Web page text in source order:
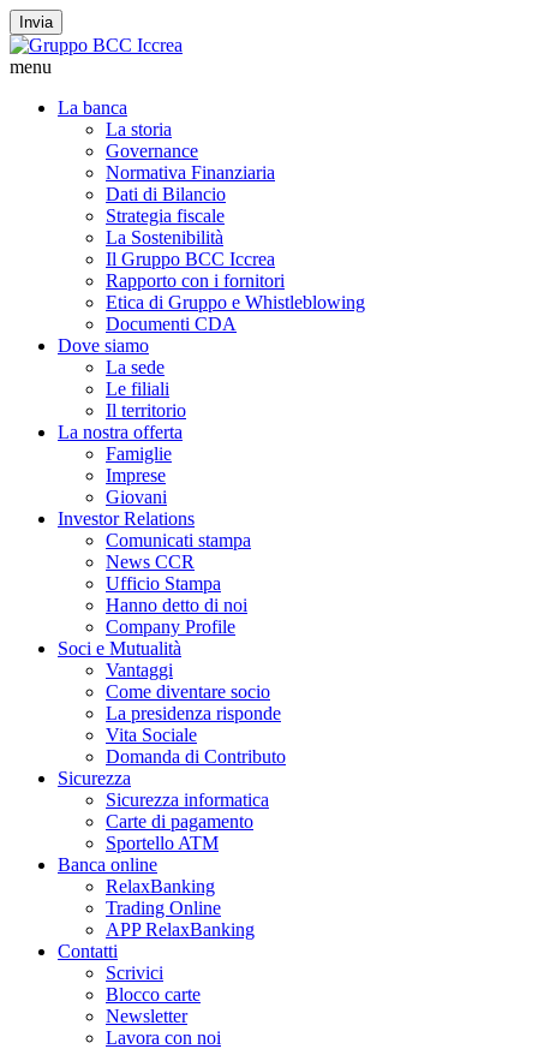
Invia
menu
La banca
La storia
Governance
Normativa Finanziaria
Dati di Bilancio
Strategia fiscale
La Sostenibilità
Il Gruppo BCC Iccrea
Rapporto con i fornitori
Etica di Gruppo e Whistleblowing
Documenti CDA
Dove siamo
La sede
Le filiali
Il territorio
La nostra offerta
Famiglie
Imprese
Giovani
Investor Relations
Comunicati stampa
News CCR
Ufficio Stampa
Hanno detto di noi
Company Profile
Soci e Mutualità
Vantaggi
Come diventare socio
La presidenza risponde
Vita Sociale
Domanda di Contributo
Sicurezza
Sicurezza informatica
Carte di pagamento
Sportello ATM
Banca online
RelaxBanking
Trading Online
APP RelaxBanking
Contatti
Scrivici
Blocco carte
Newsletter
Lavora con noi